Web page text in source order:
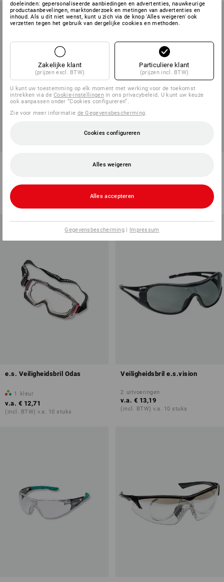
v.a. € 11,98
(incl. BTW) v.a. 10 stuks (incl. BTW) v.a. 10 stuks
e.s. Veiligheidsbril Odas
1 kleur
v.a. € 12,71
(incl. BTW) v.a. 10 stuks
Veiligheidsbril e.s.vision
2 uitvoeringen
v.a. € 13,19
(incl. BTW) v.a. 10 stuks
doeleinden: gepersonaliseerde aanbiedingen en advertenties, nauwkeurige
productaanbevelingen, marktonderzoek en metingen van advertenties en
inhoud. Als u dit niet wenst, kunt u zich via de knop 'Alles weigeren' ook
verzetten tegen het gebruik van dergelijke cookies en methoden.
Zakelijke klant
(prijzen excl. BTW)
Particuliere klant
(prijzen incl. BTW)
U kunt uw toestemming op elk moment met werking voor de toekomst
intrekken via deCookie-instellingenin ons privacybeleid. U kunt uw keuze
ook aanpassen onder “Cookies configureren”.
Zie voor meer informatie de Gegevensbescherming.
Cookies configureren
Alles weigeren
Alles accepteren
Gegevensbescherming | Impressum